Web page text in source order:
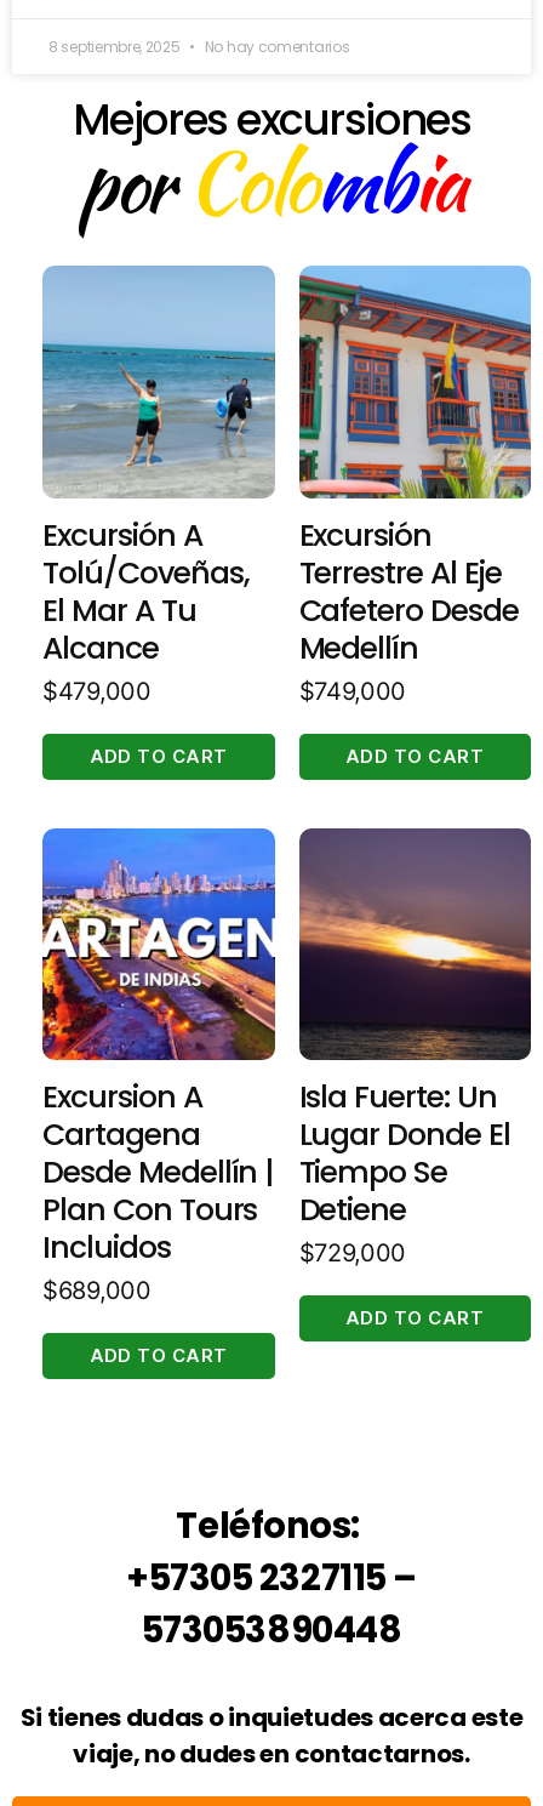
8 septiembre, 2025 No hay comentarios
Mejores excursiones
porColombia
Excursión A
Tolú/Coveñas,
El Mar A Tu
Alcance
$479,000
ADD TO CART
Excursión
Terrestre Al Eje
Cafetero Desde
Medellín
$749,000
ADD TO CART
Excursion A
Cartagena
Desde Medellín |
Plan Con Tours
Incluidos
$689,000
ADD TO CART
Isla Fuerte: Un
Lugar Donde El
Tiempo Se
Detiene
$729,000
ADD TO CART
Teléfonos:
+57305 2327115 –
573053890448
Si tienes dudas o inquietudes acerca este
viaje, no dudes en contactarnos.